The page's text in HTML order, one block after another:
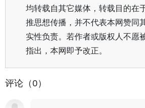
均转载自其它媒体，转载目的在
推思想传播，并不代表本网赞同
实性负责。若作者或版权人不愿
指出，本网即予改正。
评论（0）